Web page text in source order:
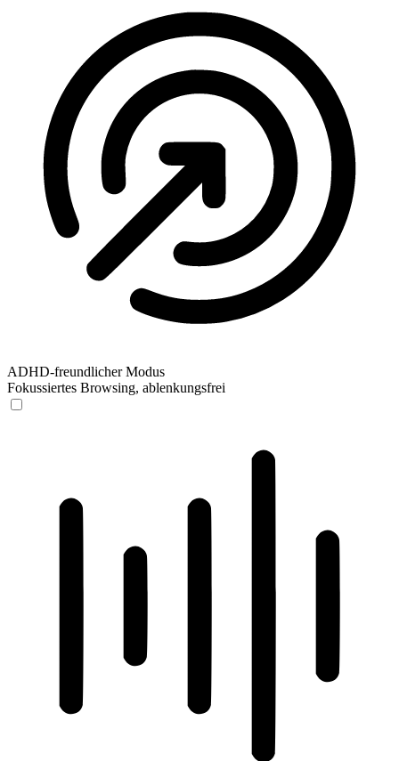
ADHD-freundlicher Modus
Fokussiertes Browsing, ablenkungsfrei